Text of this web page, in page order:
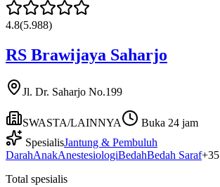
4.8(5.988)
RS Brawijaya Saharjo
Jl. Dr. Saharjo No.199
SWASTA/LAINNYA
Buka 24 jam
SpesialisJantung & Pembuluh
DarahAnakAnestesiologiBedahBedah Saraf+35
Total spesialis